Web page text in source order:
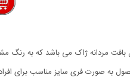
مردانه ژاک می باشد که به
به صورت فری سایز مناسب برای